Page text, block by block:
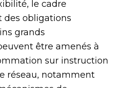
le cadre
des obligations
grands
être amenés à
sur instruction
réseau, notamment